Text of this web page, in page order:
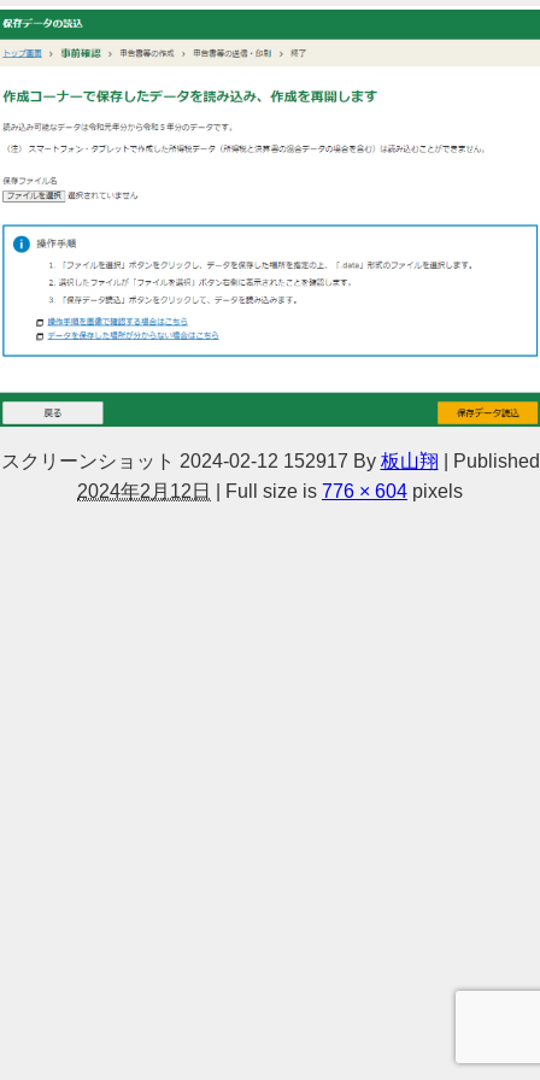
スクリーンショット 2024-02-12 152917 By 板山翔
Published
2024年2月12日
Full size is 776 × 604 pixels